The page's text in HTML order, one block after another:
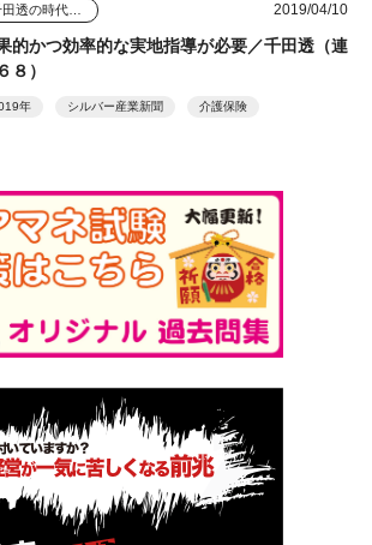
2019/04/10
的かつ効率的な実地指導が必要／千田透（連
８）
年 シルバー産業新聞 介護保険